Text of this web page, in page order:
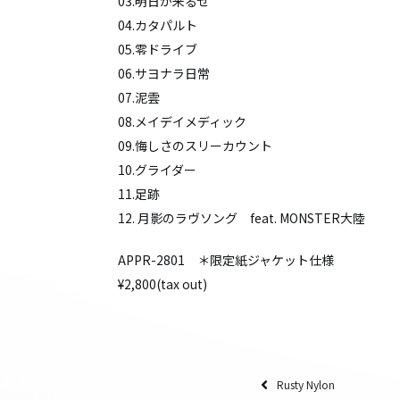
04.カタパルト
05.零ドライブ
06.サヨナラ日常
07.泥雲
08.メイデイメディック
09.悔しさのスリーカウント
10.グライダー
11.足跡
12. 月影のラヴソング feat. MONSTER大陸
APPR-2801 ＊限定紙ジャケット仕様
¥2,800(tax out)
Rusty Nylon